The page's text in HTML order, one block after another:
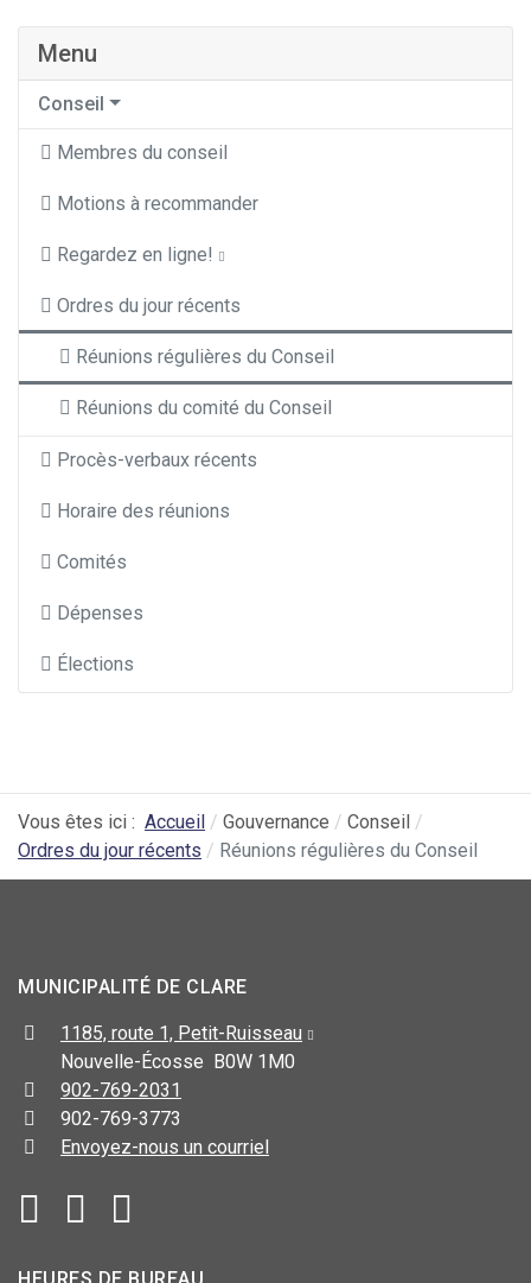
Menu
Conseil
Membres du conseil
Motions à recommander
Regardez en ligne!
Ordres du jour récents
Réunions régulières du Conseil
Réunions du comité du Conseil
Procès-verbaux récents
Horaire des réunions
Comités
Dépenses
Élections
Vous êtes ici : Accueil Gouvernance
Conseil
Ordres du jour récents
Réunions régulières du Conseil
MUNICIPALITÉ DE CLARE
1185, route 1, Petit-Ruisseau
Nouvelle-Écosse B0W 1M0
902-769-2031
902-769-3773
Envoyez-nous un courriel